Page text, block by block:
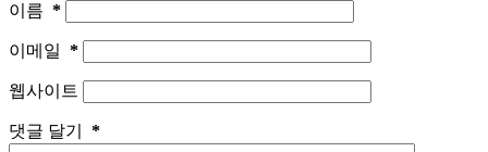
이름 *
이메일 *
웹사이트
댓글 달기 *